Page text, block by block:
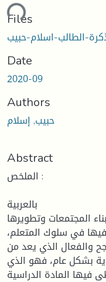
Files
Date
2020-09
Authors
حبيب, إسلام
Abstract
الملخص :
بالعربية
المجتمعات وتطويرها
في سلوك المتعلم،
والفعال الذي يعد من
بشكل عام، فهو الذي
المادة الدراسية